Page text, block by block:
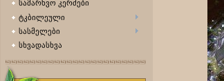
სამარხვო კერძები
ტკბილეული
სასმელები
სხვადასხვა